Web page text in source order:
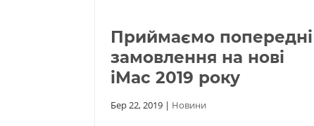
Приймаємо попередні
замовлення на нові
iMac 2019 року
Бер 22, 2019| Новини